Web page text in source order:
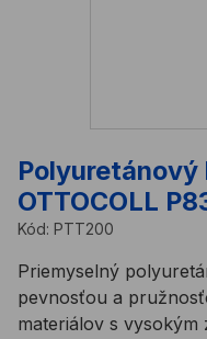
OTTOCOLL
Kód: PTT200
Priemyselný
pevnosťou a
materiálov s vysokým